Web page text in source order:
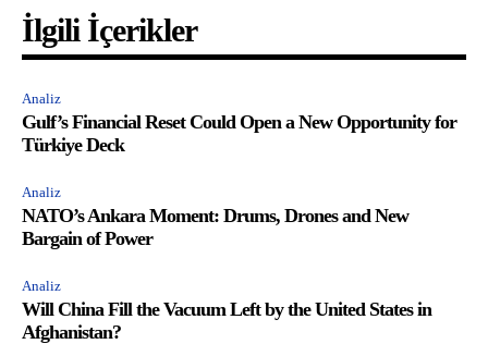
İlgili İçerikler
Analiz
Gulf’s Financial Reset Could Open a New Opportunity for
Türkiye Deck
Analiz
NATO’s Ankara Moment: Drums, Drones and New
Bargain of Power
Analiz
Will China Fill the Vacuum Left by the United States in
Afghanistan?